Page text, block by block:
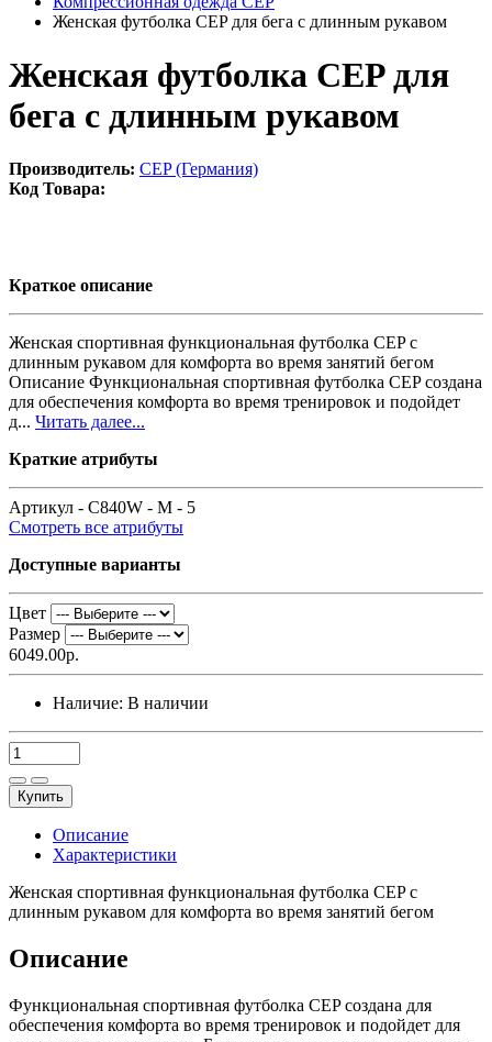
Женская футболка CEP для бега с длинным рукавом
Женская футболка CEP для
бега с длинным рукавом
Производитель: CEP (Германия)
Код Товара:
Краткое описание
Женская спортивная функциональная футболка CEP с
длинным рукавом для комфорта во время занятий бегом
Описание Функциональная спортивная футболка CEP создана
для обеспечения комфорта во время тренировок и подойдет
д... Читать далее...
Краткие атрибуты
Артикул - C840W - M - 5
Смотреть все атрибуты
Доступные варианты
Цвет
Размер
6049.00р.
Наличие: В наличии
Купить
Описание
Характеристики
Женская спортивная функциональная футболка CEP с
длинным рукавом для комфорта во время занятий бегом
Описание
Функциональная спортивная футболка CEP создана для
обеспечения комфорта во время тренировок и подойдет для